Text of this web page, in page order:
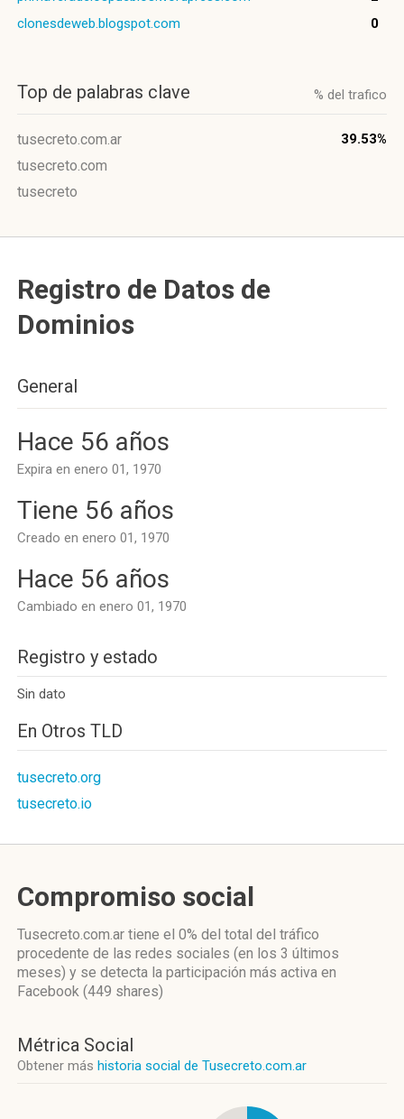
clonesdeweb.blogspot.com
0
Top de palabras clave % del trafico
tusecreto.com.ar 39.53%
tusecreto.com
tusecreto
Registro de Datos de
Dominios
General
Hace 56 años
Expira en enero 01, 1970
Tiene 56 años
Creado en enero 01, 1970
Hace 56 años
Cambiado en enero 01, 1970
Registro y estado
Sin dato
En Otros TLD
tusecreto.org
tusecreto.io
Compromiso social
Tusecreto.com.ar tiene el 0% del total del tráfico
procedente de las redes sociales (en los 3 últimos
meses) y se detecta la participación más activa en
Facebook (449 shares)
Métrica Social
Obtener más historia social de Tusecreto.com.ar